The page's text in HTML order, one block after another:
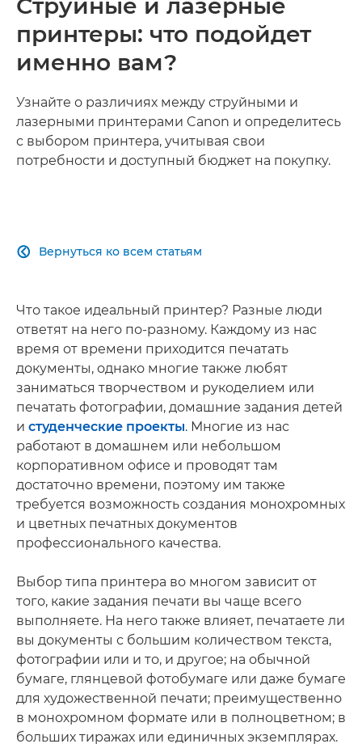
Струйные и лазерные
принтеры: что подойдет
именно вам?
Узнайте о различиях между струйными и
лазерными принтерами Canon и определитесь
с выбором принтера, учитывая свои
потребности и доступный бюджет на покупку.
Вернуться ко всем статьям

Что такое идеальный принтер? Разные люди
ответят на него по-разному. Каждому из нас
время от времени приходится печатать
документы, однако многие также любят
заниматься творчеством и рукоделием или
печатать фотографии, домашние задания детей
и студенческие проекты. Многие из нас
работают в домашнем или небольшом
корпоративном офисе и проводят там
достаточно времени, поэтому им также
требуется возможность создания монохромных
и цветных печатных документов
профессионального качества.
Выбор типа принтера во многом зависит от
того, какие задания печати вы чаще всего
выполняете. На него также влияет, печатаете ли
вы документы с большим количеством текста,
фотографии или и то, и другое; на обычной
бумаге, глянцевой фотобумаге или даже бумаге
для художественной печати; преимущественно
в монохромном формате или в полноцветном; в
больших тиражах или единичных экземплярах.